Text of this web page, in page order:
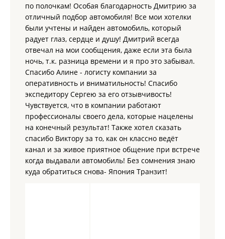
по полочкам! Особая благодарность Дмитрию за
отличный подбор автомобиля! Все мои хотелки
были учтены и найден автомобиль, который
радует глаз, сердце и душу! Дмитрий всегда
отвечал на мои сообщения, даже если эта была
ночь, т.к. разница времени и я про это забывал.
Спасибо Алине - логисту компании за
оперативность и вниматильность! Спасибо
экспедитору Сергею за его отзывчивость!
Чувствуется, что в компании работают
профессионалы своего дела, которые нацелены
на конечный результат! Также хотел сказать
спасибо Виктору за то, как он классно ведёт
канал и за живое приятное общение при встрече
когда выдавали автомобиль! Без сомнения знаю
куда обратиться снова- Япония Транзит!